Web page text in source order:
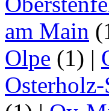
am Main
Olpe (1) |